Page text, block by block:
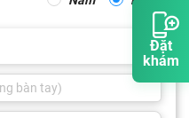
Đặt
khám